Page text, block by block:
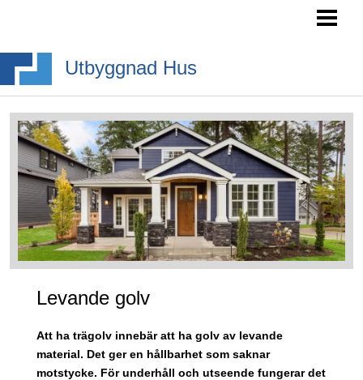
SÖKA BYGGLOV
BYGGA BURSPRÅK
BYGGA TAKKUPA
BYGGA ALTANTRAPPA
BLOGG
Utbyggnad Hus
Levande golv
Att ha trägolv innebär att ha golv av levande
material. Det ger en hållbarhet som saknar
motstycke. För underhåll och utseende fungerar det